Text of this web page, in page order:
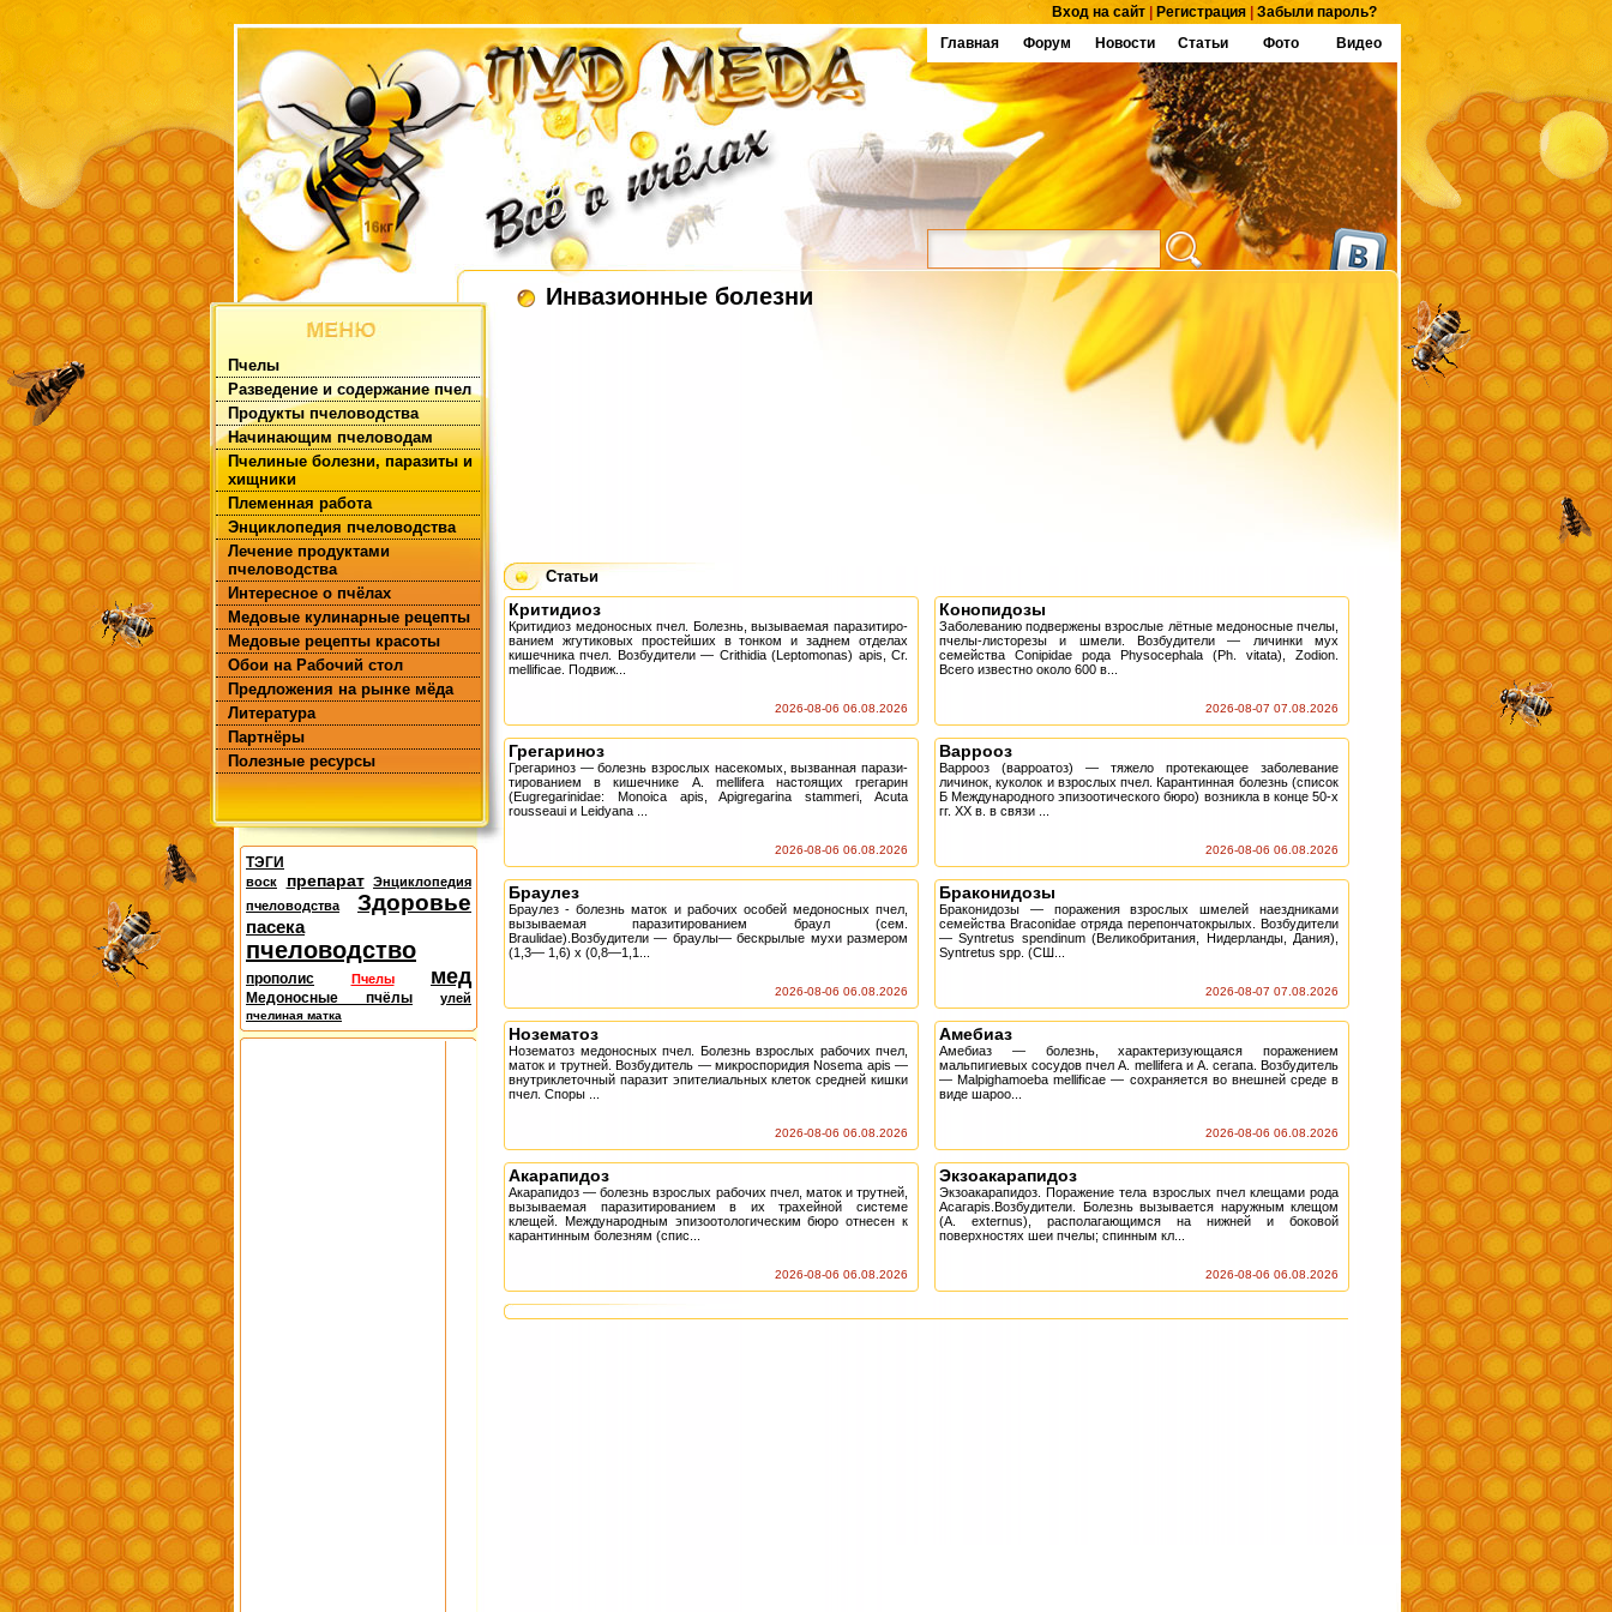
Вход на сайт Регистрация
Забыли пароль?
Главная
Форум Новости Статьи Фото Видео
Пчелы
Разведение и содержание пчел
Продукты пчеловодства
Начинающим пчеловодам
Пчелиные болезни, паразиты и
хищники
Племенная работа
Энциклопедия пчеловодства
Лечение продуктами
пчеловодства
Интересное о пчёлах
Медовые кулинарные рецепты
Медовые рецепты красоты
Обои на Рабочий стол
Предложения на рынке мёда
Литература
Партнёры
Полезные ресурсы
ТЭГИ
воск препарат
Энциклопедия
пчеловодства
Здоровье
пасека
пчеловодство
прополис Пчелы мед
Медоносные пчёлы улей
пчелиная матка
Инвазионные болезни
Статьи
Критидиоз
Критидиоз медоносных пчел. Болезнь, вызываемая паразитиро-
ванием жгутиковых простейших в тонком и заднем отделах
кишечника пчел. Возбудители — Crithidia (Leptomonas) apis, Cr.
mellificae. Подвиж...
2026-08-06 06.08.2026
Конопидозы
Заболеванию подвержены взрослые лётные медоносные пчелы,
пчелы-листорезы и шмели. Возбудители — личинки мух
семейства Conipidae рода Physocephala (Ph. vitata), Zodion.
Всего известно около 600 в...
2026-08-07 07.08.2026
Грегариноз
Грегариноз — болезнь взрослых насекомых, вызванная парази-
тированием в кишечнике A. mellifera настоящих грегарин
(Eugregarinidae: Monoica apis, Apigregarina stammeri, Acuta
rousseaui и Leidyana ...
2026-08-06 06.08.2026
Варрооз
Варрооз (варроатоз) — тяжело протекающее заболевание
личинок, куколок и взрослых пчел. Карантинная болезнь (список
Б Международного эпизоотического бюро) возникла в конце 50-х
гг. XX в. в связи ...
2026-08-06 06.08.2026
Браулез
Браулез - болезнь маток и рабочих особей медоносных пчел,
вызываемая паразитированием браул (сем.
Braulidae).Возбудители — браулы— бескрылые мухи размером
(1,3— 1,6) х (0,8—1,1...
2026-08-06 06.08.2026
Браконидозы
Браконидозы — поражения взрослых шмелей наездниками
семейства Braconidae отряда перепончатокрылых. Возбудители
— Syntretus spendinum (Великобритания, Нидерланды, Дания),
Syntretus spp. (СШ...
2026-08-07 07.08.2026
Нозематоз
Нозематоз медоносных пчел. Болезнь взрослых рабочих пчел,
маток и трутней. Возбудитель — микроспоридия Nosema apis —
внутриклеточный паразит эпителиальных клеток средней кишки
пчел. Споры ...
2026-08-06 06.08.2026
Амебиаз
Амебиаз — болезнь, характеризующаяся поражением
мальпигиевых сосудов пчел A. mellifera и А. сегапа. Возбудитель
— Malpighamoeba mellificae — сохраняется во внешней среде в
виде шароо...
2026-08-06 06.08.2026
Акарапидоз
Акарапидоз — болезнь взрослых рабочих пчел, маток и трутней,
вызываемая паразитированием в их трахейной системе
клещей. Международным эпизоотологическим бюро отнесен к
карантинным болезням (спис...
2026-08-06 06.08.2026
Экзоакарапидоз
Экзоакарапидоз. Поражение тела взрослых пчел клещами рода
Асагарis.Возбудители. Болезнь вызывается наружным клещом
(А. externus), располагающимся на нижней и боковой
поверхностях шеи пчелы; спинным кл...
2026-08-06 06.08.2026